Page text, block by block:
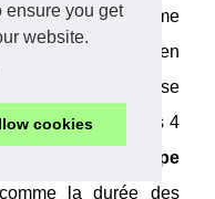
ensure you get
website.
cookies
PME. Un système
redondants en
le temps de réponse
passer sous les 4
la
cohésion équipe
la durée des